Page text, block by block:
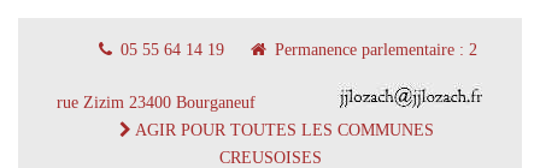
05 55 64 14 19 Permanence parlementaire : 2
rue Zizim 23400 Bourganeuf
AGIR POUR TOUTES LES COMMUNES
CREUSOISES